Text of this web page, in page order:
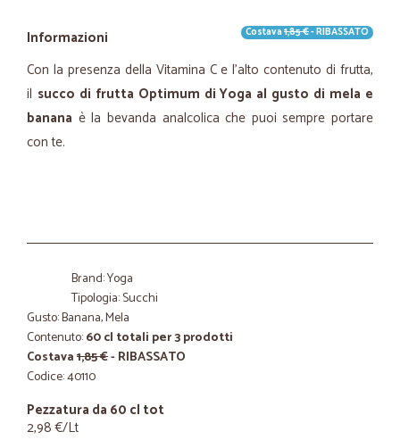
Informazioni Costava1,85 €- RIBASSATO
Con la presenza della Vitamina C e l'alto contenuto di frutta,
il succo di frutta Optimum di Yoga al gusto di mela e
banana è la bevanda analcolica che puoi sempre portare
con te.
Brand: Yoga
Tipologia: Succhi
Gusto: Banana, Mela
Contenuto:60 cl totali per 3 prodotti
Costava1,85 €- RIBASSATO
Codice: 40110
Pezzatura da 60 cl tot
2,98 €/Lt